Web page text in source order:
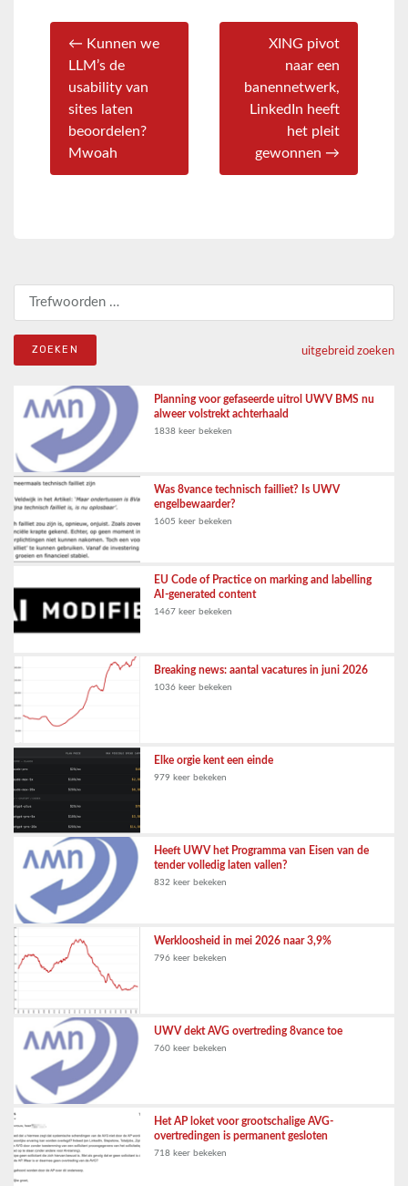
← Kunnen we
LLM’s de
usability van
sites laten
beoordelen?
Mwoah
XING pivot
naar een
banennetwerk,
LinkedIn heeft
het pleit
gewonnen →
uitgebreid zoeken
Planning voor gefaseerde uitrol UWV BMS nu
alweer volstrekt achterhaald
1838 keer bekeken
Was 8vance technisch failliet? Is UWV
engelbewaarder?
1605 keer bekeken
EU Code of Practice on marking and labelling
AI-generated content
1467 keer bekeken
Breaking news: aantal vacatures in juni 2026
1036 keer bekeken
Elke orgie kent een einde
979 keer bekeken
Heeft UWV het Programma van Eisen van de
tender volledig laten vallen?
832 keer bekeken
Werkloosheid in mei 2026 naar 3,9%
796 keer bekeken
UWV dekt AVG overtreding 8vance toe
760 keer bekeken
Het AP loket voor grootschalige AVG-
overtredingen is permanent gesloten
718 keer bekeken